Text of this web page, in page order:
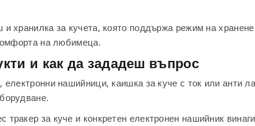
хранилка за кучета, която поддържа режим на
на любимеца.
и как да зададеш въпрос
нашийници, каишка за куче с ток или анти
за куче и конкретен електронен нашийник